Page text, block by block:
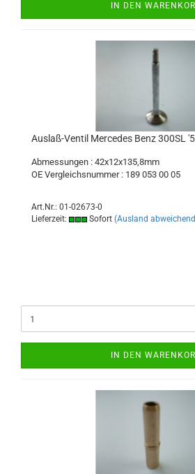
IN DEN
Auslaß-Ventil Mercedes Benz 300SL
Abmessungen : 42x12x135,8mm
OE Vergleichsnummer : 189 053 00 05
Art.Nr.: 01-02673-0
Lieferzeit:
Sofort (Ausland
IN DEN